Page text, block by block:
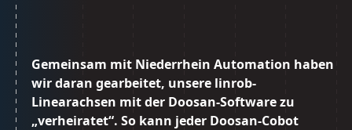
Gemeinsam mit Niederrhein Automation haben
wir daran gearbeitet, unsere linrob-
Linearachsen mit der Doosan-Software zu
„verheiratet“. So kann jeder Doosan-Cobot